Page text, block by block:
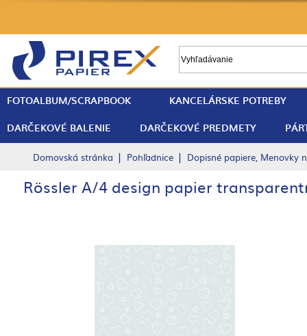
FOTOALBUM/SCRAPBOOK
KANCELÁRSKE POTREBY
DARČEKOVÉ BALENIE
DARČEKOVÉ PREDMETY
Domovská stránka | Pohľadnice | Dopisné papiere, Menovky
Rössler A/4 design papier